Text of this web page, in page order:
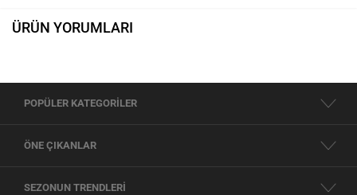
ÜRÜN YORUMLARI
POPÜLER KATEGORİLER
ÖNE ÇIKANLAR
SEZONUN TRENDLERİ